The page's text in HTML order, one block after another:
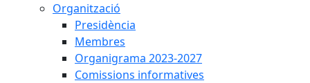
Organització
Presidència
Membres
Organigrama 2023-2027
Comissions informatives